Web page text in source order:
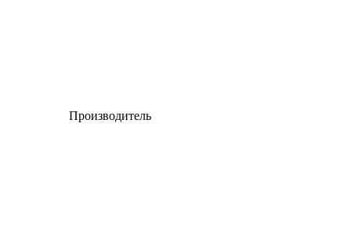
Производитель